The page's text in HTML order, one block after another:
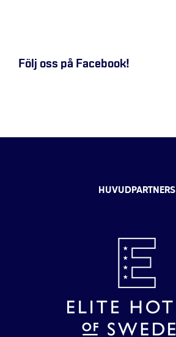
Följ oss på Facebook!
HUVUDPARTNERS